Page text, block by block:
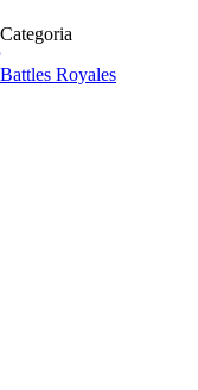
Categoria
Battles Royales